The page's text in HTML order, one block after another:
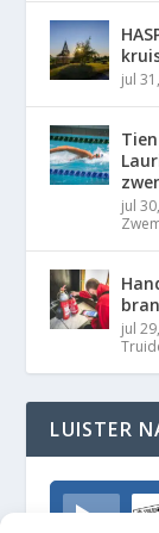
jul
jul
jul
LUISTER